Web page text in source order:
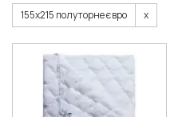
155х215 полуторне євро